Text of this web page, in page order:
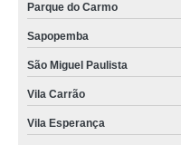
Parque do Carmo
Sapopemba
São Miguel Paulista
Vila Carrão
Vila Esperança